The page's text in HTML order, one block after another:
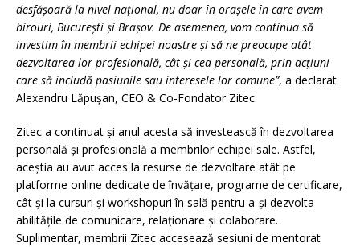
desfășoară la nivel național, nu doar în orașele în care avem
birouri, București și Brașov. De asemenea, vom continua să
investim în membrii echipei noastre și să ne preocupe atât
dezvoltarea lor profesională, cât și cea personală, prin acțiuni
care să includă pasiunile sau interesele lor comune”, a declarat
Alexandru Lăpușan, CEO & Co-Fondator Zitec.
Zitec a continuat și anul acesta să investească în dezvoltarea
personală și profesională a membrilor echipei sale. Astfel,
aceștia au avut acces la resurse de dezvoltare atât pe
platforme online dedicate de învățare, programe de certificare,
cât și la cursuri și workshopuri în sală pentru a-și dezvolta
abilitățile de comunicare, relaționare și colaborare.
Suplimentar, membrii Zitec accesează sesiuni de mentorat